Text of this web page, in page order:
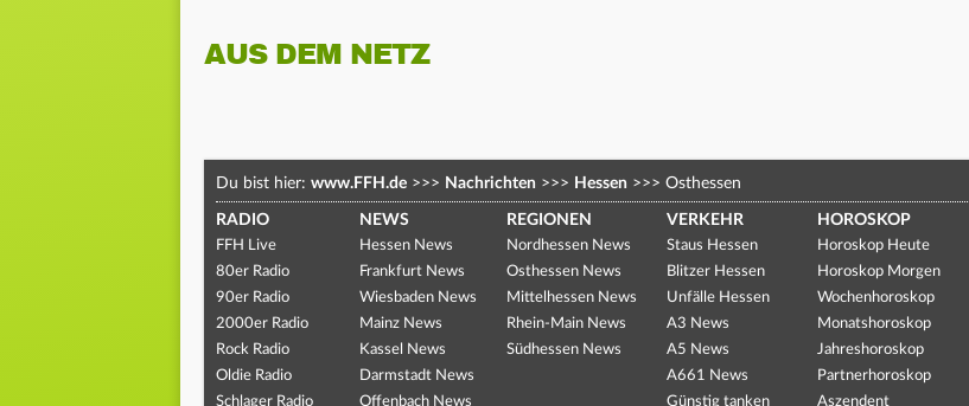
AUS DEM NETZ
Du bist hier: www.FFH.de >>> Nachrichten >>> Hessen >>> Osthessen
RADIO
FFH Live
80er Radio
90er Radio
2000er Radio
Rock Radio
Oldie Radio
Schlager Radio
NEWS
Hessen News
Frankfurt News
Wiesbaden News
Mainz News
Kassel News
Darmstadt News
Offenbach News
REGIONEN
Nordhessen News
Osthessen News
Mittelhessen News
Rhein-Main News
Südhessen News
VERKEHR
Staus Hessen
Blitzer Hessen
Unfälle Hessen
A3 News
A5 News
A661 News
Günstig tanken
HOROSKOP
Horoskop Heute
Horoskop Morgen
Wochenhoroskop
Monatshoroskop
Jahreshoroskop
Partnerhoroskop
Aszendent